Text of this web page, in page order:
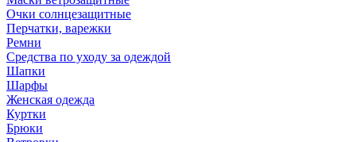
Очки солнцезащитные
Перчатки, варежки
Ремни
Средства по уходу за одеждой
Шапки
Шарфы
Женская одежда
Куртки
Брюки